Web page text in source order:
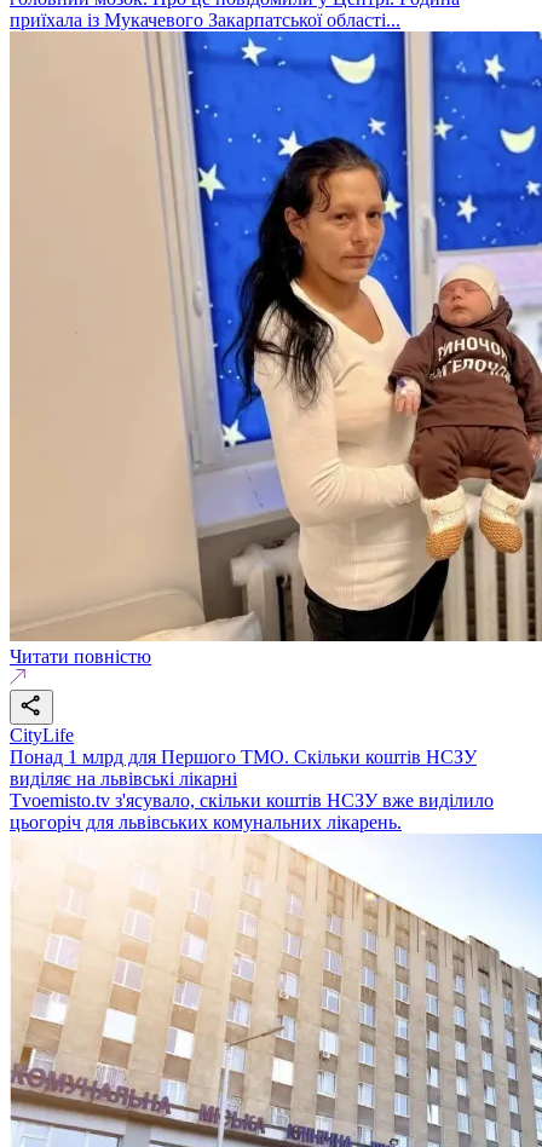
приїхала із Мукачевого Закарпатської області...
Читати повністю
CityLife
Понад 1 млрд для Першого ТМО. Скільки коштів НСЗУ
виділяє на львівські лікарні
Tvoemisto.tv з'ясувало, скільки коштів НСЗУ вже виділило
цьогоріч для львівських комунальних лікарень.